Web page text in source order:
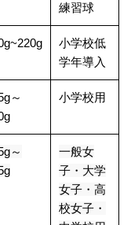
練習球
小学校低
学年導入
～
小学校用
～
一般女
子・大学
女子・高
校女子・